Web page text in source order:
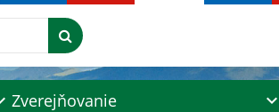
Zverejňovanie